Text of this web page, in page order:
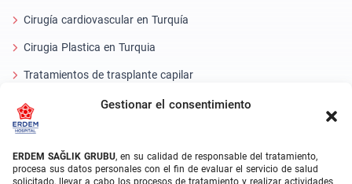
Gestionar el consentimiento
ERDEM SAĞLIK GRUBU, en su calidad de responsable del tratamiento,
procesa sus datos personales con el fin de evaluar el servicio de salud
solicitado, llevar a cabo los procesos de tratamiento y realizar actividades
Cirugía cardiovascular en Turquía
Cirugia Plastica en Turquia
Tratamientos de trasplante capilar
Tratamientos Dentales Turquía
Láser Ocular
About Erdem